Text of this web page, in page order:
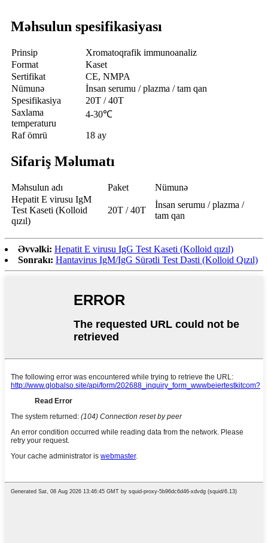
Məhsulun spesifikasiyası
Prinsip
Xromatoqrafik immunoanaliz
Format
Kaset
Sertifikat
CE, NMPA
Nümunə
İnsan serumu / plazma / tam qan
Spesifikasiya
20T / 40T
Saxlama
temperaturu
4-30℃
Raf ömrü 18 ay
Sifariş Məlumatı
Məhsulun adı Paket
Nümunə
Hepatit E virusu IgM
Test Kaseti (Kolloid
qızıl)
20T / 40T
İnsan serumu / plazma /
tam qan
Əvvəlki: Hepatit E virusu IgG Test Kaseti (Kolloid qızıl)
Sonrakı: Hantavirus IgM/IgG Sürətli Test Dəsti (Kolloid Qızıl)